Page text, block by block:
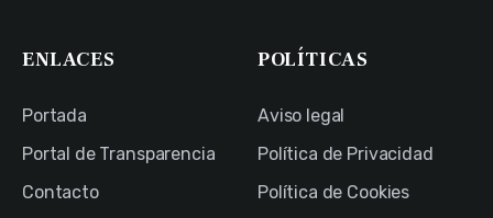
ENLACES
Portada
Portal de Transparencia
Contacto
POLÍTICAS
Aviso legal
Política de Privacidad
Política de Cookies